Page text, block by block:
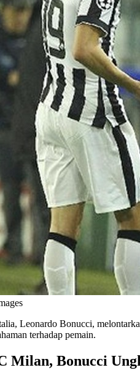
Leonardo Bonucci,
terhadap pemain.
Milan, Bonucci